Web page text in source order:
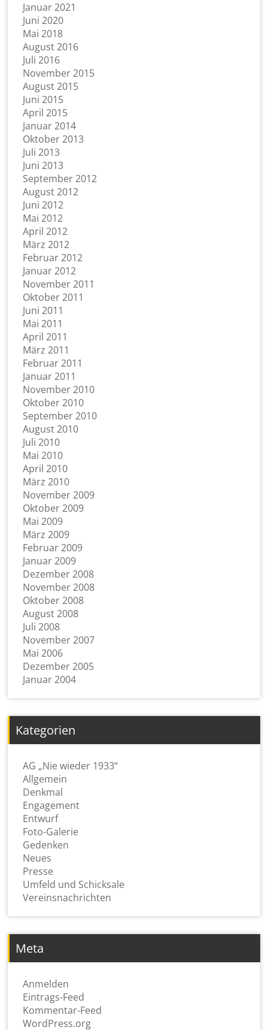
Januar 2021
Juni 2020
Mai 2018
August 2016
Juli 2016
November 2015
August 2015
Juni 2015
April 2015
Januar 2014
Oktober 2013
Juli 2013
Juni 2013
September 2012
August 2012
Juni 2012
Mai 2012
April 2012
März 2012
Februar 2012
Januar 2012
November 2011
Oktober 2011
Juni 2011
Mai 2011
April 2011
März 2011
Februar 2011
Januar 2011
November 2010
Oktober 2010
September 2010
August 2010
Juli 2010
Mai 2010
April 2010
März 2010
November 2009
Oktober 2009
Mai 2009
März 2009
Februar 2009
Januar 2009
Dezember 2008
November 2008
Oktober 2008
August 2008
Juli 2008
November 2007
Mai 2006
Dezember 2005
Januar 2004
Kategorien
AG „Nie wieder 1933“
Allgemein
Denkmal
Engagement
Entwurf
Foto-Galerie
Gedenken
Neues
Presse
Umfeld und Schicksale
Vereinsnachrichten
Meta
Anmelden
Eintrags-Feed
Kommentar-Feed
WordPress.org